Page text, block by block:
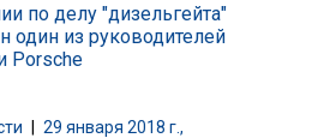
по делу "дизельгейта"
один из руководителей
Porsche
29 января 2018 г.,